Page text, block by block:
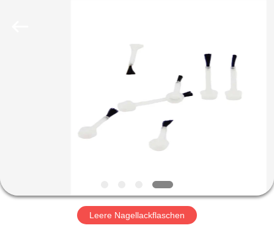
VR-
SHOW
Leere Nagellackflaschen